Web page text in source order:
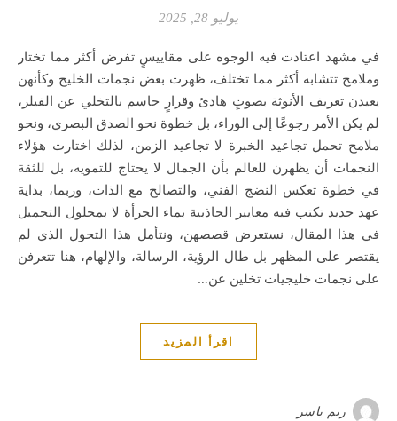
يوليو 28, 2025
في مشهد اعتادت فيه الوجوه على مقاييسٍ تفرض أكثر مما تختار
وملامح تتشابه أكثر مما تختلف، ظهرت بعض نجمات الخليج وكأنهن
يعيدن تعريف الأنوثة بصوتٍ هادئ وقرارٍ حاسم بالتخلي عن الفيلر،
لم يكن الأمر رجوعًا إلى الوراء، بل خطوة نحو الصدق البصري، ونحو
ملامح تحمل تجاعيد الخبرة لا تجاعيد الزمن، لذلك اختارت هؤلاء
النجمات أن يظهرن للعالم بأن الجمال لا يحتاج للتمويه، بل للثقة
في خطوة تعكس النضج الفني، والتصالح مع الذات، وربما، بداية
عهد جديد تكتب فيه معايير الجاذبية بماء الجرأة لا بمحلول التجميل
في هذا المقال، نستعرض قصصهن، ونتأمل هذا التحول الذي لم
يقتصر على المظهر بل طال الرؤية، الرسالة، والإلهام، هنا تتعرفن
على نجمات خليجيات تخلين عن…
اقرأ المزيد
ريم ياسر